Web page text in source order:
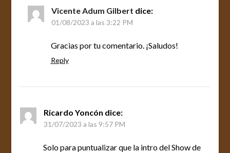
Vicente Adum Gilbert dice:
01/08/2023 a las 3:22 PM
Gracias por tu comentario. ¡Saludos!
Reply
Ricardo Yoncón dice:
31/07/2023 a las 9:57 PM
Solo para puntualizar que la intro del Show de